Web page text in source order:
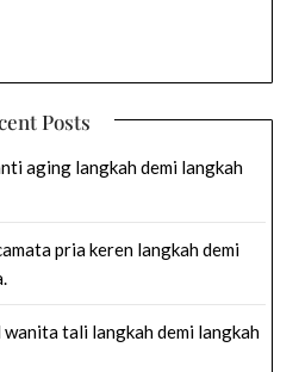
Posts
aging langkah demi langkah
pria keren langkah demi
wanita tali langkah demi langkah